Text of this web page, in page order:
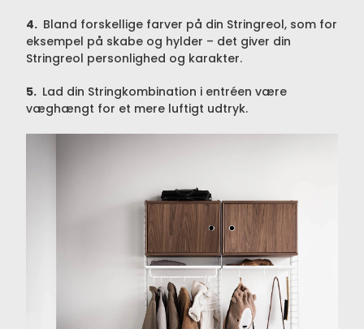
4. Bland forskellige farver på din Stringreol, som for
eksempel på skabe og hylder – det giver din
Stringreol personlighed og karakter.
5. Lad din Stringkombination i entréen være
væghængt for et mere luftigt udtryk.